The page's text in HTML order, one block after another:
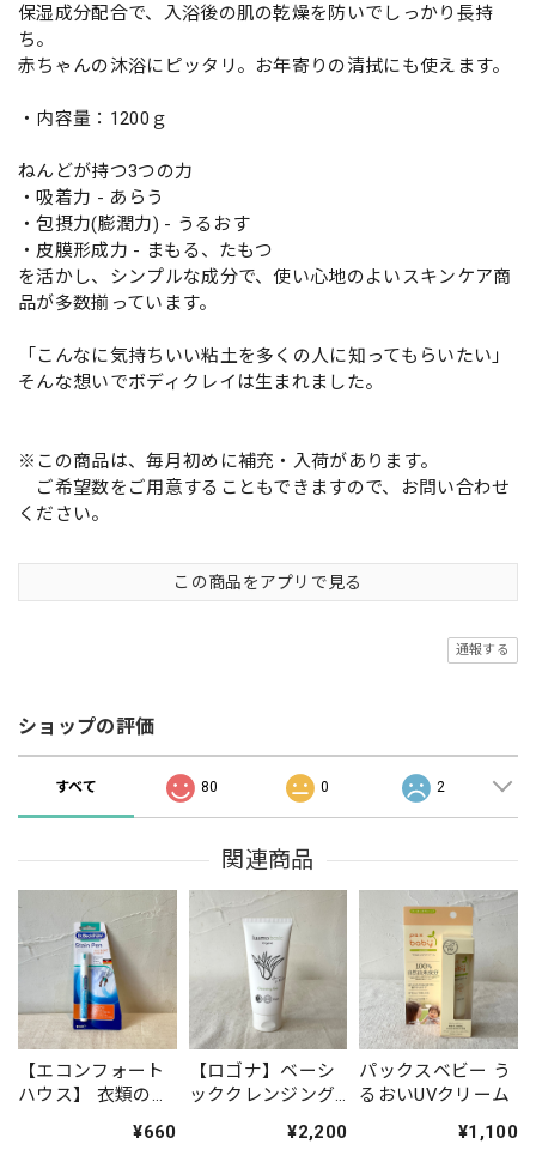
保湿成分配合で、入浴後の肌の乾燥を防いでしっかり長持
ち。
赤ちゃんの沐浴にピッタリ。お年寄りの清拭にも使えます。
・内容量：1200ｇ
ねんどが持つ3つの力
・吸着力 - あらう
・包摂力(膨潤力) - うるおす
・皮膜形成力 - まもる、たもつ
を活かし、シンプルな成分で、使い心地のよいスキンケア商
品が多数揃っています。
「こんなに気持ちいい粘土を多くの人に知ってもらいたい」
そんな想いでボディクレイは生まれました。
※この商品は、毎月初めに補充・入荷があります。
ご希望数をご用意することもできますので、お問い合わせ
ください。
この商品をアプリで見る
通報する
ショップの評価
すべて 80 0 2
関連商品
【エコンフォート
ハウス】 衣類のシ
¥660
【ロゴナ】ベーシ
ッククレンジング
¥2,200
パックスベビー う
るおいUVクリーム
¥1,100